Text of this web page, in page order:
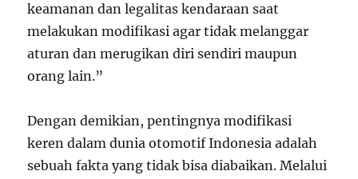
keamanan dan legalitas kendaraan saat
melakukan modifikasi agar tidak melanggar
aturan dan merugikan diri sendiri maupun
orang lain.”
Dengan demikian, pentingnya modifikasi
keren dalam dunia otomotif Indonesia adalah
sebuah fakta yang tidak bisa diabaikan. Melalui